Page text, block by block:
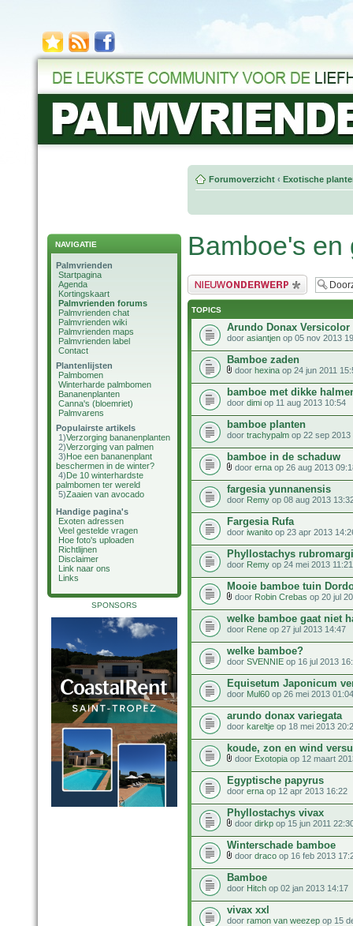
NAVIGATIE
Palmvrienden
Startpagina
Agenda
Kortingskaart
Palmvrienden forums
Palmvrienden chat
Palmvrienden wiki
Palmvrienden maps
Palmvrienden label
Contact
Plantenlijsten
Palmbomen
Winterharde palmbomen
Bananenplanten
Canna's (bloemriet)
Palmvarens
Populairste artikels
1)Verzorging bananenplanten
2)Verzorging van palmen
3)Hoe een bananenplant
beschermen in de winter?
4)De 10 winterhardste
palmbomen ter wereld
5)Zaaien van avocado
Handige pagina's
Exoten adressen
Veel gestelde vragen
Hoe foto's uploaden
Richtlijnen
Disclaimer
Link naar ons
Links
SPONSORS
Forumoverzicht ‹ Exotische
Bamboe's en
Plaats een nieuw bericht
TOPICS
Arundo Donax Versicolor
door asiantjen op 05 nov 2013
Bamboe zaden
door hexina op 24 jun 2011
bamboe met dikke
door dimi op 11 aug 2013 10:54
bamboe planten
door trachypalm op 22 sep 2013
bamboe in de schaduw
door erna op 26 aug 2013
fargesia yunnanensis
door Remy op 08 aug 2013
Fargesia Rufa
door iwanito op 23 apr 2013
Phyllostachys
door Remy op 24 mei 2013 11:21
Mooie bamboe tuin
door Robin Crebas op 20 jul
welke bamboe gaat niet
door Rene op 27 jul 2013 14:47
welke bamboe?
door SVENNIE op 16 jul 2013
Equisetum Japonicum
door Mul60 op 26 mei 2013 01:04
arundo donax variegata
door kareltje op 18 mei 2013
koude, zon en wind
door Exotopia op 12 maart
Egyptische papyrus
door erna op 12 apr 2013 16:22
Phyllostachys vivax
door dirkp op 15 jun 2011
Winterschade bamboe
door draco op 16 feb 2013
Bamboe
door Hitch op 02 jan 2013 14:17
vivax xxl
door ramon van weezep op 15